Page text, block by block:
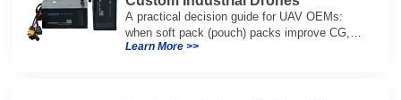
A practical decision guide for UAV OEMs:
when soft pack (pouch) packs improve CG,
packaging, and integration vs cylindrical
Learn More >>